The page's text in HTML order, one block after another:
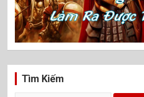
Tìm Kiếm